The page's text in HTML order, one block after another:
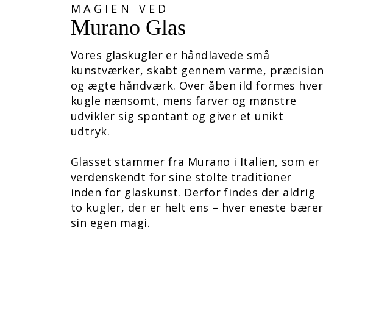
MAGIEN VED
Murano Glas
Vores glaskugler er håndlavede små
kunstværker, skabt gennem varme, præcision
og ægte håndværk. Over åben ild formes hver
kugle nænsomt, mens farver og mønstre
udvikler sig spontant og giver et unikt
udtryk.
Glasset stammer fra Murano i Italien, som er
verdenskendt for sine stolte traditioner
inden for glaskunst. Derfor findes der aldrig
to kugler, der er helt ens – hver eneste bærer
sin egen magi.